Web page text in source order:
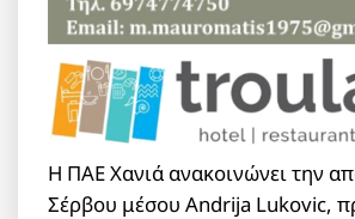
Η ΠΑΕ Χανιά ανακοινώνει την
Σέρβου μέσου Andrija Lukovic,